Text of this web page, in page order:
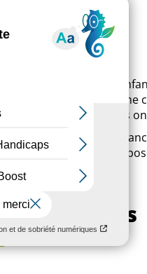
AMASCO,
des mamans,
départemental de
Ecole de la deuxième
- Nos quartiers
opportunité pour
et inclusives et d'agir
actualités